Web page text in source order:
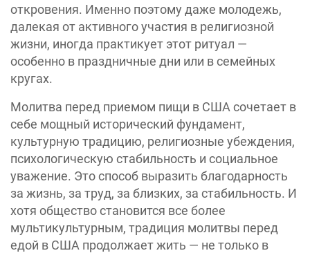
откровения. Именно поэтому даже молодежь,
далекая от активного участия в религиозной
жизни, иногда практикует этот ритуал —
особенно в праздничные дни или в семейных
кругах.
Молитва перед приемом пищи в США сочетает в
себе мощный исторический фундамент,
культурную традицию, религиозные убеждения,
психологическую стабильность и социальное
уважение. Это способ выразить благодарность
за жизнь, за труд, за близких, за стабильность. И
хотя общество становится все более
мультикультурным, традиция молитвы перед
едой в США продолжает жить — не только в